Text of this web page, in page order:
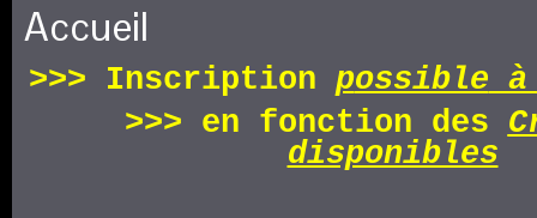
Accueil
>>> Inscription possible à
>>> en fonction des
disponibles